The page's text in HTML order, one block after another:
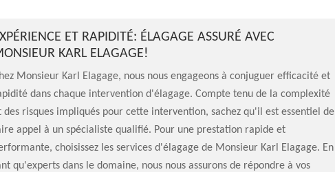
ET RAPIDITÉ: ÉLAGAGE ASSURÉ AVEC
KARL ELAGAGE!
Monsieur Karl Elagage, nous nous engageons à conjuguer efficacité et
dans chaque intervention d'élagage. Compte tenu de la complexité
des risques impliqués pour cette intervention, sachez qu'il est essentiel de
appel à un spécialiste qualifié. Pour une prestation rapide et
choisissez les services d'élagage de Monsieur Karl Elagage. En
qu'experts dans le domaine, nous nous assurons de répondre à vos